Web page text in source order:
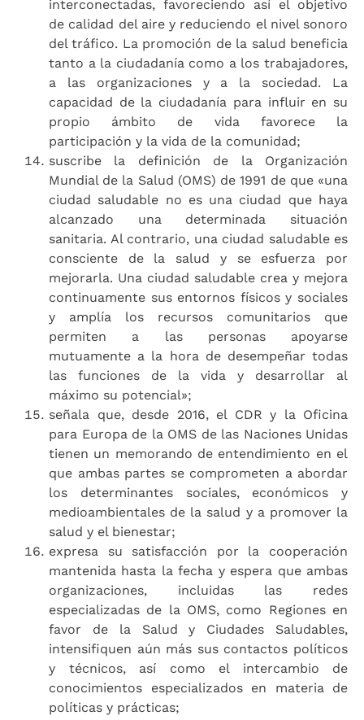
interconectadas, favoreciendo así el objetivo
de calidad del aire y reduciendo el nivel sonoro
del tráfico. La promoción de la salud beneficia
tanto a la ciudadanía como a los trabajadores,
a las organizaciones y a la sociedad. La
capacidad de la ciudadanía para influir en su
propio ámbito de vida favorece la
participación y la vida de la comunidad;
suscribe la definición de la Organización
Mundial de la Salud (OMS) de 1991 de que «una
ciudad saludable no es una ciudad que haya
alcanzado una determinada situación
sanitaria. Al contrario, una ciudad saludable es
consciente de la salud y se esfuerza por
mejorarla. Una ciudad saludable crea y mejora
continuamente sus entornos físicos y sociales
y amplía los recursos comunitarios que
permiten a las personas apoyarse
mutuamente a la hora de desempeñar todas
las funciones de la vida y desarrollar al
máximo su potencial»;
señala que, desde 2016, el CDR y la Oficina
para Europa de la OMS de las Naciones Unidas
tienen un memorando de entendimiento en el
que ambas partes se comprometen a abordar
los determinantes sociales, económicos y
medioambientales de la salud y a promover la
salud y el bienestar;
expresa su satisfacción por la cooperación
mantenida hasta la fecha y espera que ambas
organizaciones, incluidas las redes
especializadas de la OMS, como Regiones en
favor de la Salud y Ciudades Saludables,
intensifiquen aún más sus contactos políticos
y técnicos, así como el intercambio de
conocimientos especializados en materia de
políticas y prácticas;